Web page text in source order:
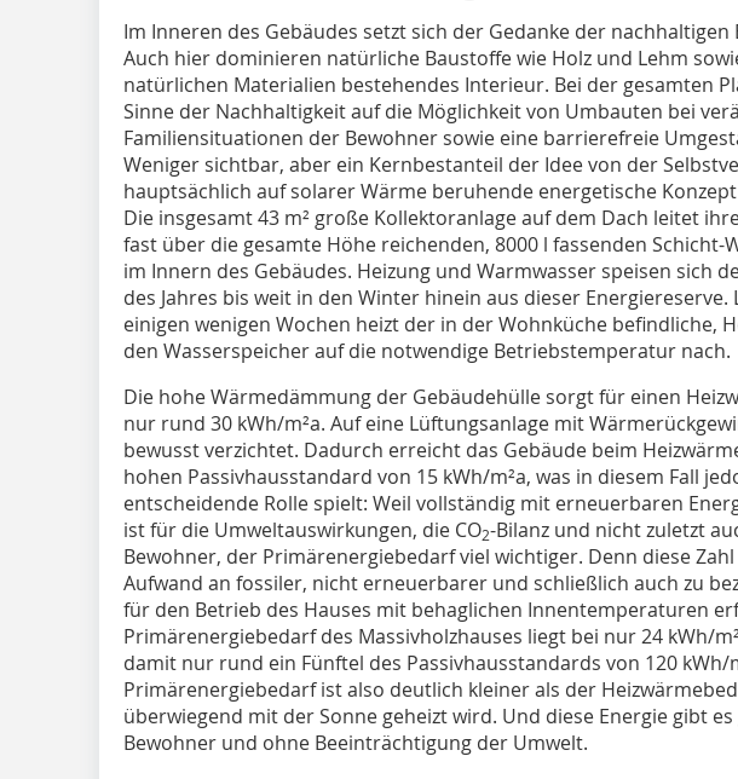
Im Inneren des Gebäudes setzt sich der Gedanke der nachhaltigen
Auch hier dominieren natürliche Baustoffe wie Holz und Lehm
natürlichen Materialien bestehendes Interieur. Bei der gesamten
Sinne der Nachhaltigkeit auf die Möglichkeit von Umbauten bei
Familiensituationen der Bewohner sowie eine barrierefreie
Weniger sichtbar, aber ein Kernbestanteil der Idee von der
hauptsächlich auf solarer Wärme beruhende energetische
Die insgesamt 43 m² große Kollektoranlage auf dem Dach leitet
fast über die gesamte Höhe reichenden, 8000 l fassenden Schicht-
im Innern des Gebäudes. Heizung und Warmwasser speisen sich
des Jahres bis weit in den Winter hinein aus dieser Energiereserve.
einigen wenigen Wochen heizt der in der Wohnküche befindliche,
den Wasserspeicher auf die notwendige Betriebstemperatur nach.
Die hohe Wärmedämmung der Gebäudehülle sorgt für einen
nur rund 30 kWh/m²a. Auf eine Lüftungsanlage mit
bewusst verzichtet. Dadurch erreicht das Gebäude beim
hohen Passivhausstandard von 15 kWh/m²a, was in diesem Fall
entscheidende Rolle spielt: Weil vollständig mit erneuerbaren
ist für die Umweltauswirkungen, die CO2-Bilanz und nicht zuletzt
Bewohner, der Primärenergiebedarf viel wichtiger. Denn diese Zahl
Aufwand an fossiler, nicht erneuerbarer und schließlich auch zu
für den Betrieb des Hauses mit behaglichen Innentemperaturen
Primärenergiebedarf des Massivholzhauses liegt bei nur 24 kWh/
damit nur rund ein Fünftel des Passivhausstandards von 120 kWh/
Primärenergiebedarf ist also deutlich kleiner als der
überwiegend mit der Sonne geheizt wird. Und diese Energie gibt
Bewohner und ohne Beeinträchtigung der Umwelt.